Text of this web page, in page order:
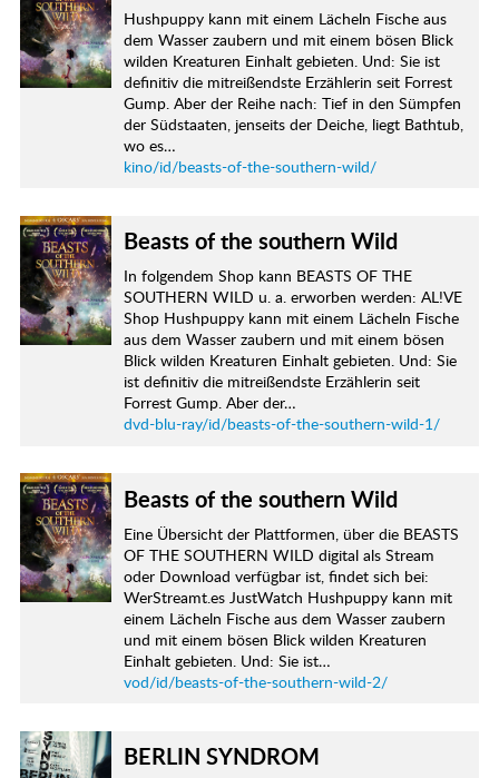
Hushpuppy kann mit einem Lächeln Fische aus
dem Wasser zaubern und mit einem bösen Blick
wilden Kreaturen Einhalt gebieten. Und: Sie ist
definitiv die mitreißendste Erzählerin seit Forrest
Gump. Aber der Reihe nach: Tief in den Sümpfen
der Südstaaten, jenseits der Deiche, liegt Bathtub,
wo es…
kino/id/beasts-of-the-southern-wild/
Beasts of the southern Wild
In folgendem Shop kann BEASTS OF THE
SOUTHERN WILD u. a. erworben werden: AL!VE
Shop Hushpuppy kann mit einem Lächeln Fische
aus dem Wasser zaubern und mit einem bösen
Blick wilden Kreaturen Einhalt gebieten. Und: Sie
ist definitiv die mitreißendste Erzählerin seit
Forrest Gump. Aber der…
dvd-blu-ray/id/beasts-of-the-southern-wild-1/
Beasts of the southern Wild
Eine Übersicht der Plattformen, über die BEASTS
OF THE SOUTHERN WILD digital als Stream
oder Download verfügbar ist, findet sich bei:
WerStreamt.es JustWatch Hushpuppy kann mit
einem Lächeln Fische aus dem Wasser zaubern
und mit einem bösen Blick wilden Kreaturen
Einhalt gebieten. Und: Sie ist…
vod/id/beasts-of-the-southern-wild-2/
BERLIN SYNDROM